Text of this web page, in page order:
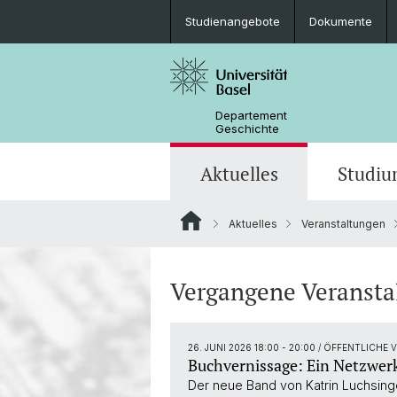
Studienangebote Dokumente
Departement
Geschichte
Aktuelles
Medienspiegel
Krieg gegen die Ukraine
Lehrveranstaltungen
Finanzierungsmöglichkeiten
Forschungskolloquien
Personen
Osteuropäische Geschichte
Aktuelles Veranstaltungen
Vergangene
26. JUNI 2026 18:00 - 20:00 / ÖFFENTLICHE
Buchvernissage: Ein
Der neue Band von Katrin